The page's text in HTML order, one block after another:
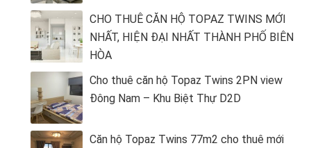
CHO THUÊ CĂN HỘ TOPAZ TWINS MỚI
NHẤT, HIỆN ĐẠI NHẤT THÀNH PHỐ BIÊN
HÒA
Cho thuê căn hộ Topaz Twins 2PN view
Đông Nam – Khu Biệt Thự D2D
Căn hộ Topaz Twins 77m2 cho thuê mới